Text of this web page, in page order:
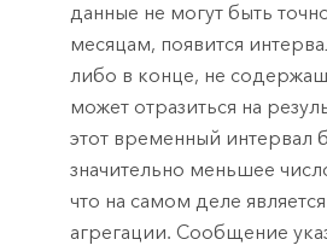
данные не могут быть
месяцам, появится
либо в конце, не
может отразиться на
этот временный интервал
значительно меньшее
что на самом деле
агрегации. Сообщение